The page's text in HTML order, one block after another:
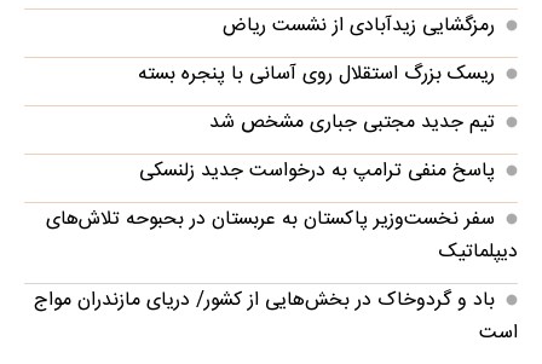
رمزگشایی زیدآبادی از نشست ریاض
ریسک بزرگ استقلال روی آسانی با پنجره بسته
تیم جدید مجتبی جباری مشخص شد
پاسخ منفی ترامپ به درخواست جدید زلنسکی
سفر نخست‌وزیر پاکستان به عربستان در بحبوحه تلاش‌های
دیپلماتیک
باد و گردوخاک در بخش‌هایی از کشور/ دریای مازندران مواج
است